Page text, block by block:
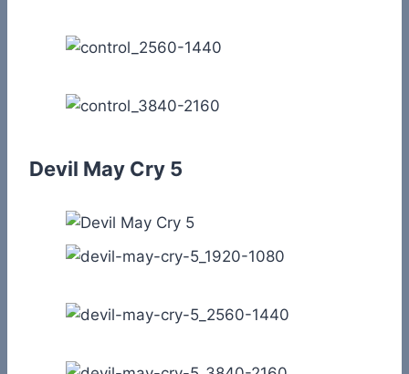
Devil May Cry 5